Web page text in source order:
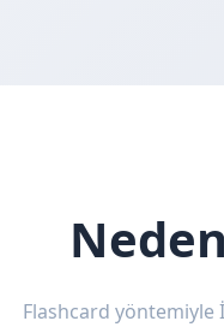
Flashcard